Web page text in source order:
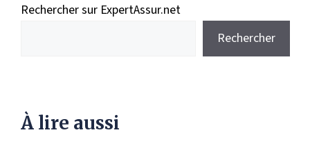
Rechercher sur ExpertAssur.net
Rechercher
À lire aussi